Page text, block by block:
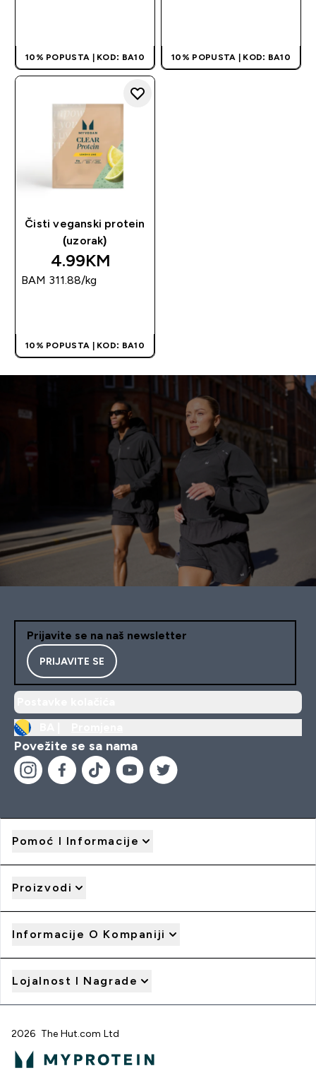
10% POPUSTA | KOD: BA10 10% POPUSTA | KOD: BA10
Čisti veganski protein
(uzorak)
4.99KM‎
BAM 311.88‎/kg
10% POPUSTA | KOD: BA10
Prijavite se na naš newsletter
PRIJAVITE SE
Povežite se sa nama
Pomoć I Informacije
Proizvodi
Informacije O Kompaniji
Lojalnost I Nagrade
2026 The Hut.com Ltd